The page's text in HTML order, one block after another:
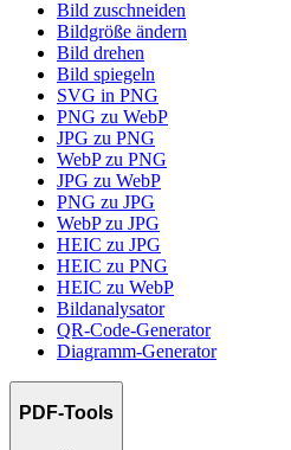
Bild zuschneiden
Bildgröße ändern
Bild drehen
Bild spiegeln
SVG in PNG
PNG zu WebP
JPG zu PNG
WebP zu PNG
JPG zu WebP
PNG zu JPG
WebP zu JPG
HEIC zu JPG
HEIC zu PNG
HEIC zu WebP
Bildanalysator
QR-Code-Generator
Diagramm-Generator
PDF-Tools